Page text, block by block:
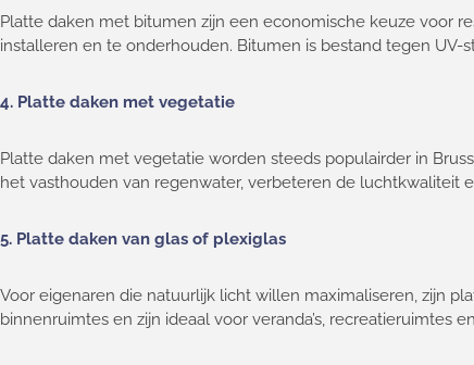
Platte daken met bitumen zijn een economische keuze voor
installeren en te onderhouden. Bitumen is bestand tegen UV-
4. Platte daken met vegetatie
Platte daken met vegetatie worden steeds populairder in
het vasthouden van regenwater, verbeteren de luchtkwaliteit
5. Platte daken van glas of plexiglas
Voor eigenaren die natuurlijk licht willen maximaliseren, zijn
binnenruimtes en zijn ideaal voor veranda’s, recreatieruimtes